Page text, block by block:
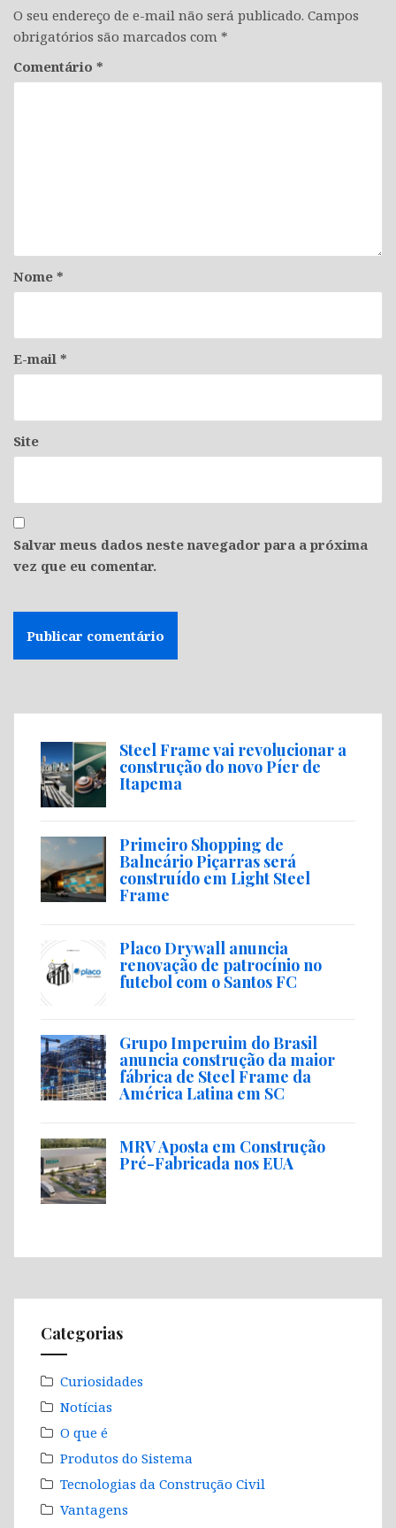
O seu endereço de e-mail não será publicado. Campos
obrigatórios são marcados com *
Comentário *
Nome *
E-mail *
Site
Salvar meus dados neste navegador para a próxima
vez que eu comentar.
Steel Frame vai revolucionar a
construção do novo Píer de
Itapema
Primeiro Shopping de
Balneário Piçarras será
construído em Light Steel
Frame
Placo Drywall anuncia
renovação de patrocínio no
futebol com o Santos FC
Grupo Imperuim do Brasil
anuncia construção da maior
fábrica de Steel Frame da
América Latina em SC
MRV Aposta em Construção
Pré-Fabricada nos EUA
Categorias
Curiosidades
Notícias
O que é
Produtos do Sistema
Tecnologias da Construção Civil
Vantagens